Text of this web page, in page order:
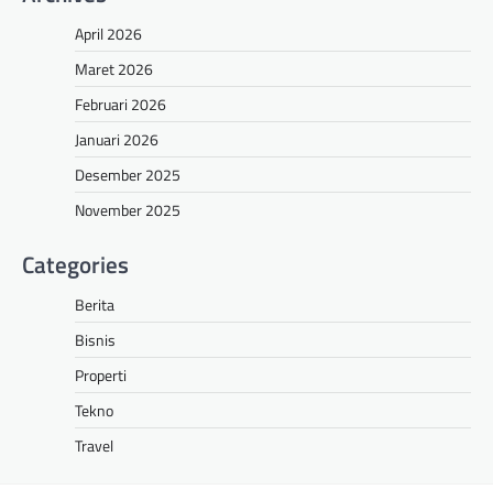
April 2026
Maret 2026
Februari 2026
Januari 2026
Desember 2025
November 2025
Categories
Berita
Bisnis
Properti
Tekno
Travel